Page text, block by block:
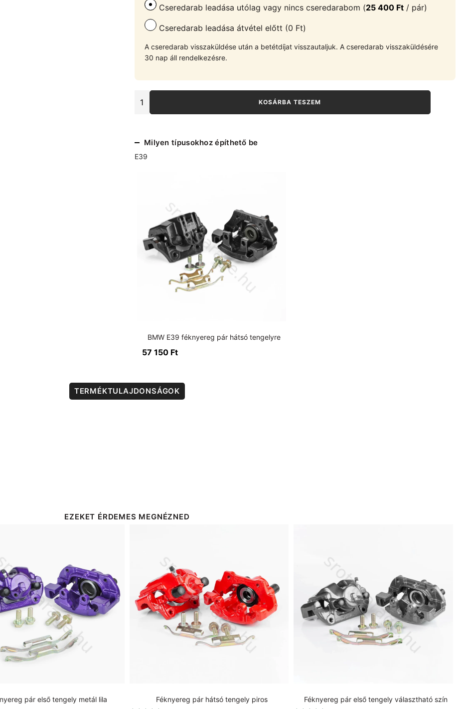
Cseredarab leadása utólag vagy nincs cseredarabom (25 400 Ft/ pár)
Cseredarab leadása átvétel előtt (0 Ft)
A cseredarab visszaküldése után a betétdíjat visszautaljuk. A cseredarab visszaküldésére
30 nap áll rendelkezésre.
E39
első
tengelyre
KOSÁRBA TESZEM
Milyen típusokhoz építhető be
E39
BMW E39 féknyereg pár hátsó tengelyre
57 150 Ft
TERMÉKTULAJDONSÁGOK
EZEKET ÉRDEMES MEGNÉZNED
pár első tengely metál lila Féknyereg pár hátsó tengely piros Féknyereg pár első tengely választható szín